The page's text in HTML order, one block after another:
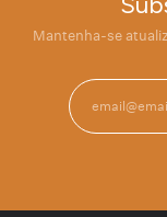
Mantenha-se